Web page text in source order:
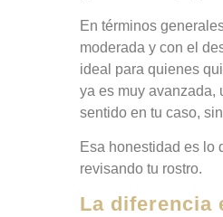
En términos
moderada y con el
ideal para quienes
ya es muy avanzada,
sentido en tu caso,
Esa honestidad es lo
revisando tu rostro.
La diferencia